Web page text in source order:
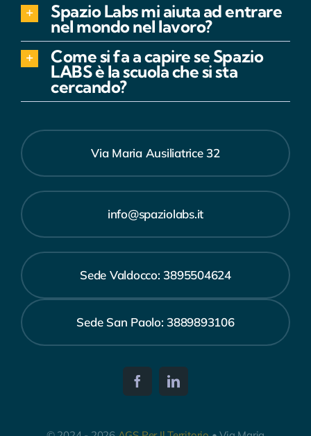
Spazio Labs mi aiuta ad entrare
nel mondo nel lavoro?
Come si fa a capire se Spazio
LABS è la scuola che si sta
cercando?
Via Maria Ausiliatrice 32
info@spaziolabs.it
Sede Valdocco: 3895504624
Sede San Paolo: 3889893106